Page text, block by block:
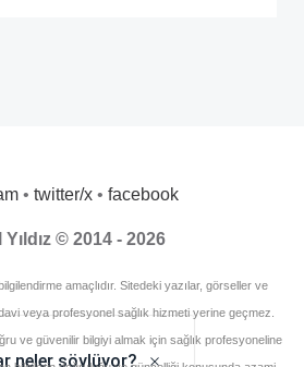
• twitter/x• facebook
© 2014 - 2026
amaçlıdır. Sitedeki yazılar, görseller ve
veya profesyonel sağlık hizmeti yerine geçmez.
ve güvenilir bilgiyi almak için sağlık profesyoneline